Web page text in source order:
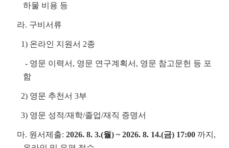
하물 비용 등
라. 구비서류
1) 온라인 지원서 2종
- 영문 이력서, 영문 연구계획서, 영문 참고문헌 등 포
함
2) 영문 추천서 3부
3) 영문 성적/재학/졸업/재직 증명서
마. 원서제출: 2026. 8. 3.(월) ~ 2026. 8. 14.(금) 17:00 까지,